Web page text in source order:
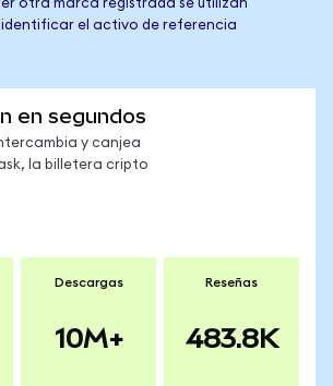
otra marca registrada se utilizan
el activo de referencia
en segundos
y canjea
la billetera cripto
Descargas
10M+
Reseñas
483.8K